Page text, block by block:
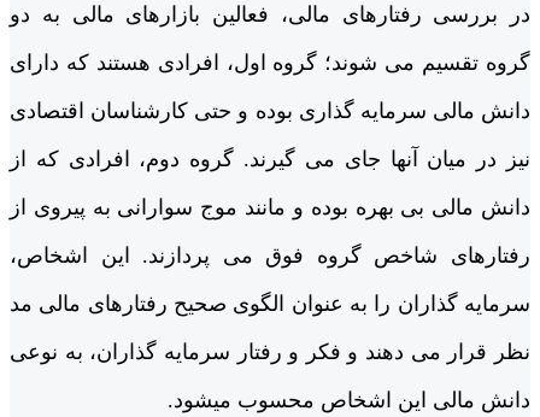
در بررسی رفتارهای مالی، فعالین بازارهای مالی به دو
گروه تقسیم می شوند؛ گروه اول، افرادی هستند که دارای
دانش مالی سرمایه گذاری بوده و حتی کارشناسان اقتصادی
نیز در میان آن­ها جای می گیرند. گروه دوم، افرادی که از
دانش مالی بی بهره بوده و مانند موج سوارانی به پیروی از
رفتارهای شاخص گروه فوق می پردازند. این اشخاص،
سرمایه گذاران را به عنوان الگوی صحیح رفتارهای مالی مد
نظر قرار می دهند و فکر و رفتار سرمایه گذاران، به نوعی
دانش مالی این اشخاص محسوب می­شود.